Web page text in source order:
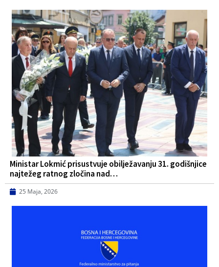
Ministar Lokmić prisustvuje obilježavanju 31. godišnjice
najtežeg ratnog zločina nad…
25 Maja, 2026